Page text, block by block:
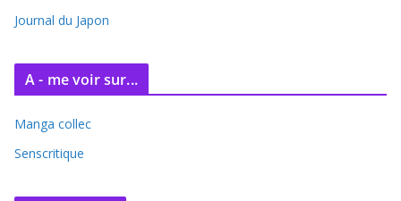
Journal du Japon
A - me voir sur...
Manga collec
Senscritique